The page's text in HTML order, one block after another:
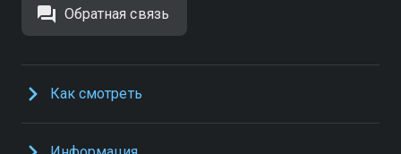
Обратная связь
Как смотреть